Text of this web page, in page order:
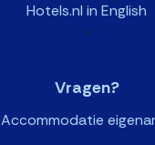
Hotels.nl in English
>
Vragen?
Accommodatie